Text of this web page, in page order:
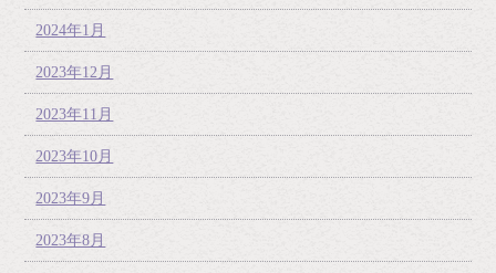
2024年1月
2023年12月
2023年11月
2023年10月
2023年9月
2023年8月